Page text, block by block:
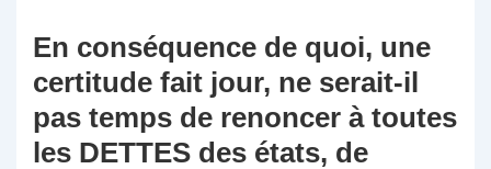
En conséquence de quoi, une
certitude fait jour, ne serait-il
pas temps de renoncer à toutes
les DETTES des états, de